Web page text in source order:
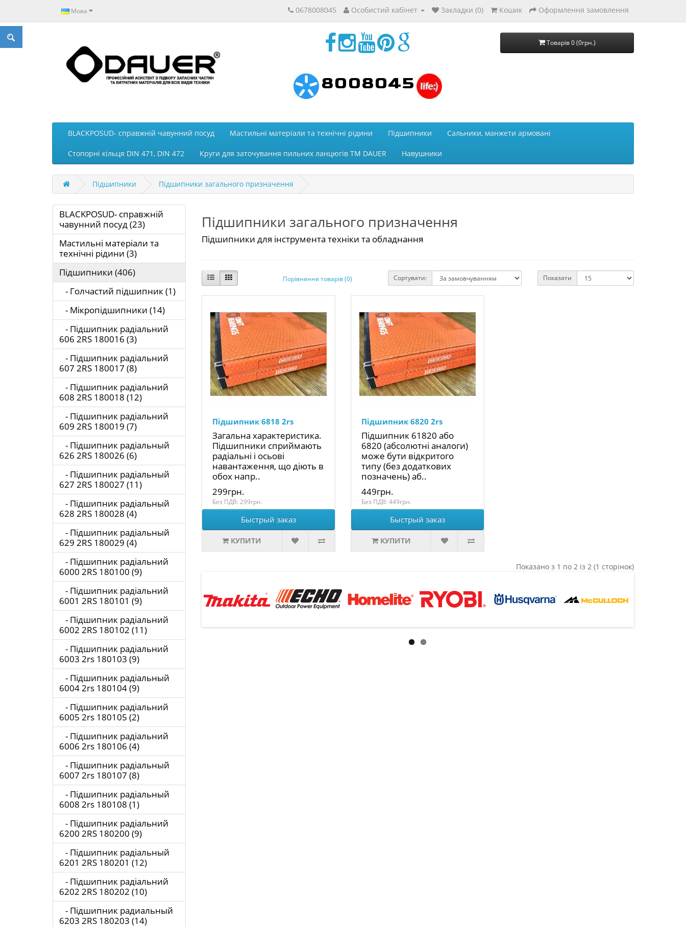
Мова 0678008045 Особистий кабінет Закладки (0) Кошик Оформлення замовлення
8008045
Товарів 0 (0грн.)
BLACKPOSUD- справжній чавунний посуд Мастильні матеріали та технічні рідини Підшипники Сальники, манжети армовані
Стопорні кільця DIN 471, DIN 472 Круги для заточування пильних ланцюгів ТМ DAUER Навушники
Підшипники Підшипники загального призначення
BLACKPOSUD- справжній
чавунний посуд (23)
Мастильні матеріали та
технічні рідини (3)
Підшипники (406)
- Голчастий підшипник (1)
- Мікропідшипники (14)
- Підшипник радіальний
606 2RS 180016 (3)
- Підшипник радіальний
607 2RS 180017 (8)
- Підшипник радіальний
608 2RS 180018 (12)
- Підшипник радіальний
609 2RS 180019 (7)
- Підшипник радіальный
626 2RS 180026 (6)
- Підшипник радіальный
627 2RS 180027 (11)
- Підшипник радіальный
628 2RS 180028 (4)
- Підшипник радіальный
629 2RS 180029 (4)
- Підшипник радіальний
6000 2RS 180100 (9)
- Підшипник радіальний
6001 2RS 180101 (9)
- Підшипник радіальний
6002 2RS 180102 (11)
- Підшипник радіальний
6003 2rs 180103 (9)
- Підшипник радіальный
6004 2rs 180104 (9)
- Підшипник радіальний
6005 2rs 180105 (2)
- Підшипник радіальний
6006 2rs 180106 (4)
- Підшипник радіальный
6007 2rs 180107 (8)
- Підшипник радіальный
6008 2rs 180108 (1)
- Підшипник радіальний
6200 2RS 180200 (9)
- Підшипник радіальный
6201 2RS 180201 (12)
- Підшипник радіальний
6202 2RS 180202 (10)
- Підшипник радиальный
6203 2RS 180203 (14)
Підшипники загального призначення
Підшипники для інструмента техніки та обладнання
Порівняння товарів (0) Сортувати: Показати
Підшипник 6818 2rs
Загальна характеристика.
Підшипники сприймають
радіальні і осьові
навантаження, що діють в
обох напр..
299грн.
Без ПДВ: 299грн.
Быстрый заказ
КУПИТИ
Підшипник 6820 2rs
Підшипник 61820 або
6820 (абсолютні аналоги)
може бути відкритого
типу (без додаткових
позначень) аб..
449грн.
Без ПДВ: 449грн.
Быстрый заказ
КУПИТИ
Показано з 1 по 2 із 2 (1 сторінок)